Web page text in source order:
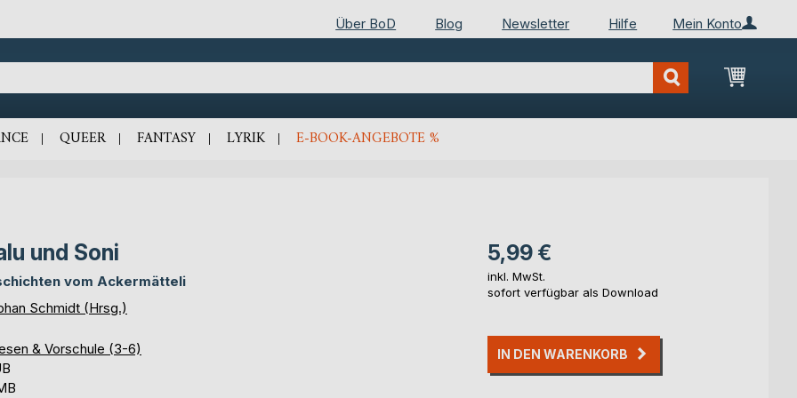
Mein Konto
Über BoD Blog Newsletter Hilfe
Mein
QUEER FANTASY LYRIK E-BOOK-ANGEBOTE %
und Soni
vom Ackermätteli
Schmidt (Hrsg.)
& Vorschule (3-6)
5,99 €
inkl. MwSt.
sofort verfügbar als Download
IN DEN WARENKORB